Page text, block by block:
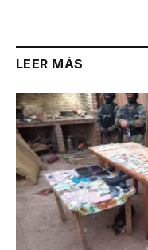
LEER MÁS